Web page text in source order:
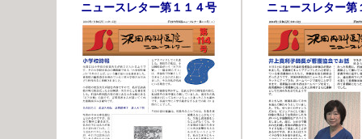
ニュースレター第１１４号 ニュースレター第